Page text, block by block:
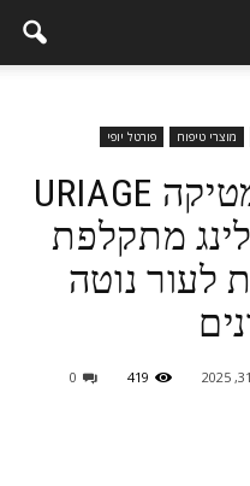
מוצרי טיפוח פורטל יופי
מותג הדרמו-קוסמטיקה URIAGE
מתקלפת
לעור נוטה
419
0